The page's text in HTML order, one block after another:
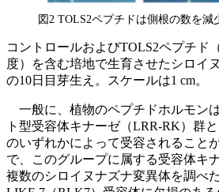
図2 TOLS2ペプチドは側根の数を減
コントロールおよびTOLS2ペプチド
度）を含む培地で生育させたシロイ
の10日目芽生え。スケールは1 cm。
一般に、植物のペプチドホルモン
ト型受容体キナーゼ（LRR-RK）群
のいずれかによって受容されること
で、このグループに属する受容体キ
複数のシロイヌナズナ変異体を調べ